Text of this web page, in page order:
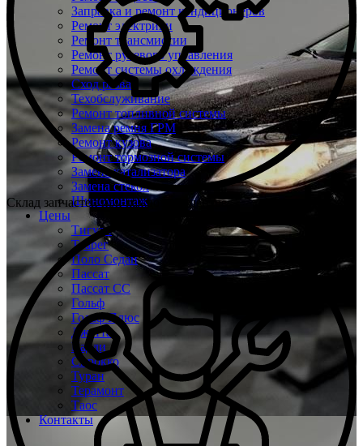
Заправка и ремонт кондиционеров
Ремонт электрики
Ремонт трансмиссии
Ремонт рулевого управления
Ремонт системы охлаждения
Сход развал
Техобслуживание
Ремонт топливной системы
Замена ремня ГРМ
Ремонт кузова
Ремонт тормозной системы
Замена катализатора
Замена стекол
Шиномонтаж
Цены
Тигуан
Туарег
Поло Седан
Пассат
Пассат СС
Гольф
Гольф Плюс
Джетта
Кадди
Сирокко
Туран
Терамонт
Таос
Контакты
Склад запчастей при каждом техцентре